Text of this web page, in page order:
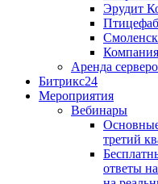
Эрудит
Аренда
Битрикс24
Мероприятия
Вебинары
третий
ответы